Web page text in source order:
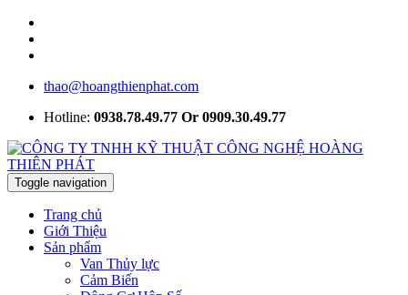
thao@hoangthienphat.com
Hotline: 0938.78.49.77 Or 0909.30.49.77
Toggle navigation
Trang chủ
Giới Thiệu
Sản phẩm
Van Thủy lực
Cảm Biến